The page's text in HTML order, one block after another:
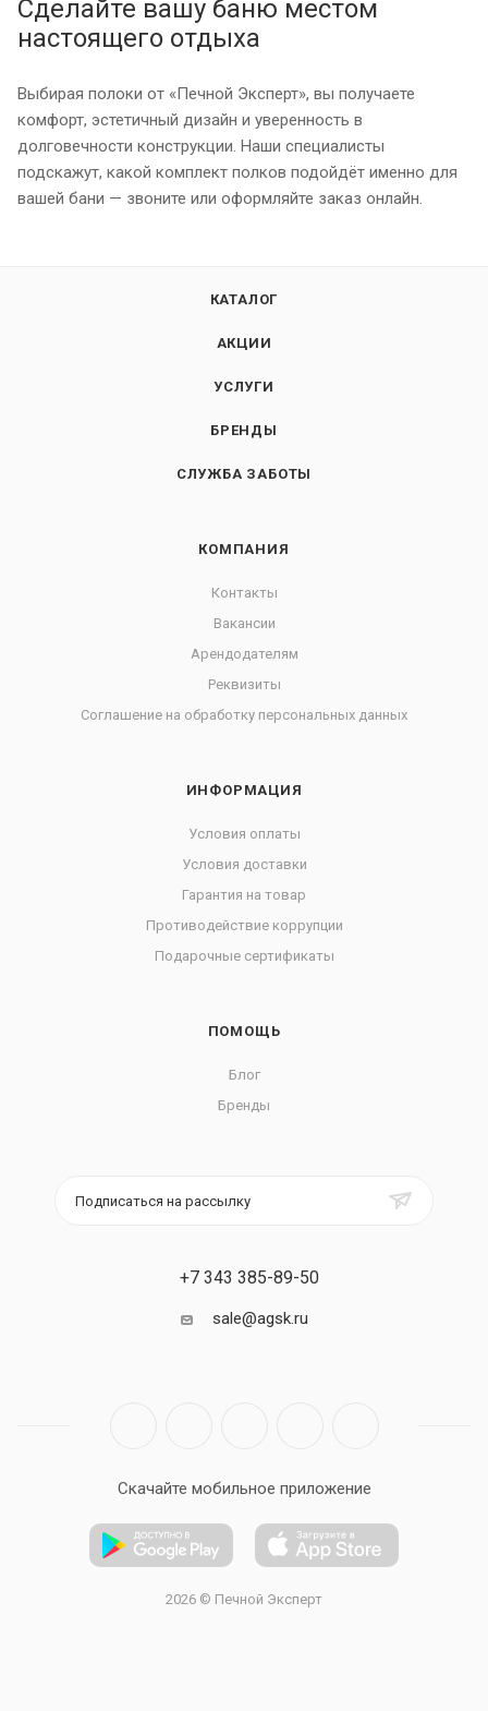
Сделайте вашу баню местом
настоящего отдыха
Выбирая полоки от «Печной Эксперт», вы получаете
комфорт, эстетичный дизайн и уверенность в
долговечности конструкции. Наши специалисты
подскажут, какой комплект полков подойдёт именно для
вашей бани — звоните или оформляйте заказ онлайн.
КАТАЛОГ
АКЦИИ
УСЛУГИ
БРЕНДЫ
СЛУЖБА ЗАБОТЫ
КОМПАНИЯ
Контакты
Вакансии
Арендодателям
Реквизиты
Соглашение на обработку персональных данных
ИНФОРМАЦИЯ
Условия оплаты
Условия доставки
Гарантия на товар
Противодействие коррупции
Подарочные сертификаты
ПОМОЩЬ
Блог
Бренды
Подписаться на рассылку
+7 343 385-89-50
sale@agsk.ru
Скачайте мобильное приложение
2026 © Печной Эксперт